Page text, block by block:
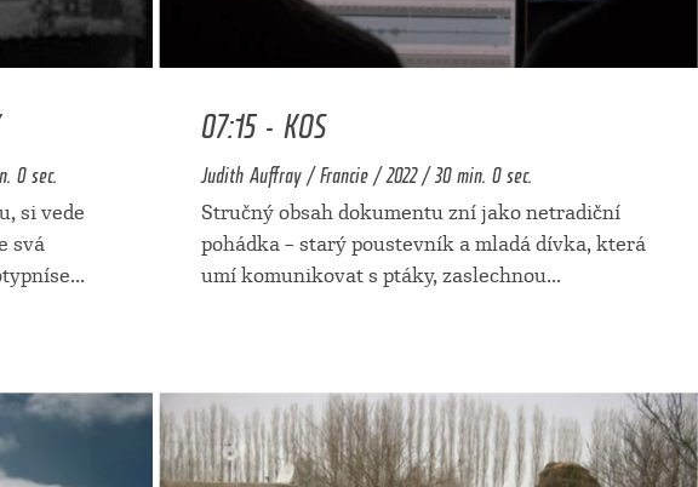
0 sec.
si vede
svá
...
07:15 - KOS
Judith Auffray / Francie / 2022 / 30 min. 0 sec.
Stručný obsah dokumentu zní jako netradiční
pohádka – starý poustevník a mladá dívka, která
umí komunikovat s ptáky, zaslechnou...